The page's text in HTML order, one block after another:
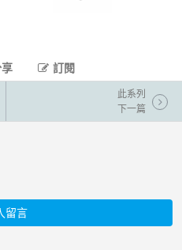
訂閱
此系列
下一篇
留言